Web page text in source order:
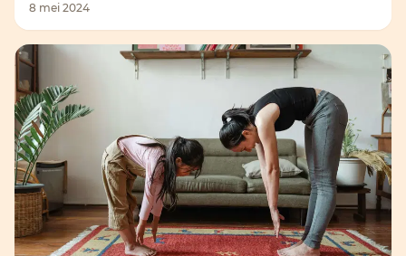
8 mei 2024